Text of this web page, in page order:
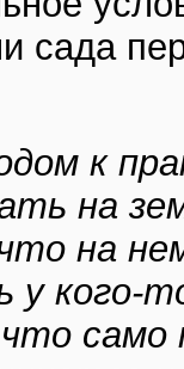
сада
к
на
на
у